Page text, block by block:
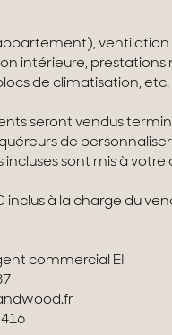
intérieure,
de climatisation, etc.
seront vendus
de
incluses sont mis à votre
inclus à la charge du
BACH Agent commercial EI
416